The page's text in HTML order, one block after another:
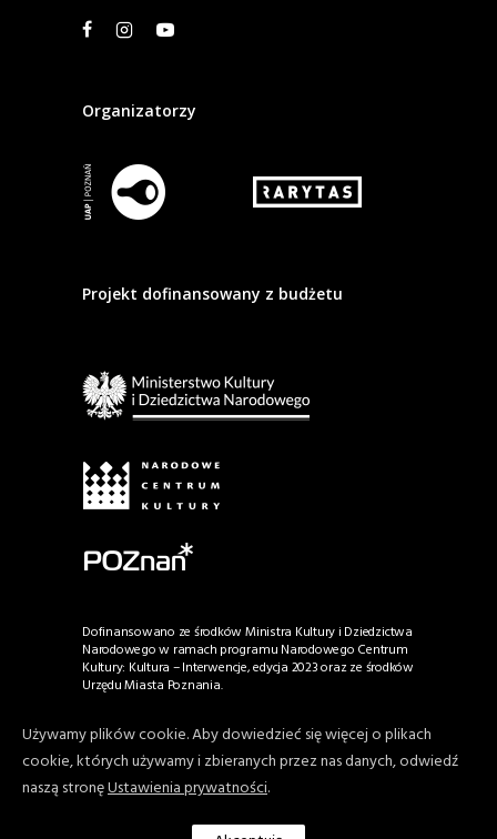
Organizatorzy
Projekt dofinansowany z budżetu
Dofinansowano ze środków Ministra Kultury i Dziedzictwa
Narodowego w ramach programu Narodowego Centrum
Kultury: Kultura – Interwencje, edycja 2023 oraz ze środków
Urzędu Miasta Poznania.
© Copyright by Poznań Art Week, Fundacja Rarytas
2026. Wszelkie prawa zastrzeżone.
Używamy plików cookie. Aby dowiedzieć się więcej o plikach
cookie, których używamy i zbieranych przez nas danych, odwiedź
naszą stronęUstawienia prywatności.